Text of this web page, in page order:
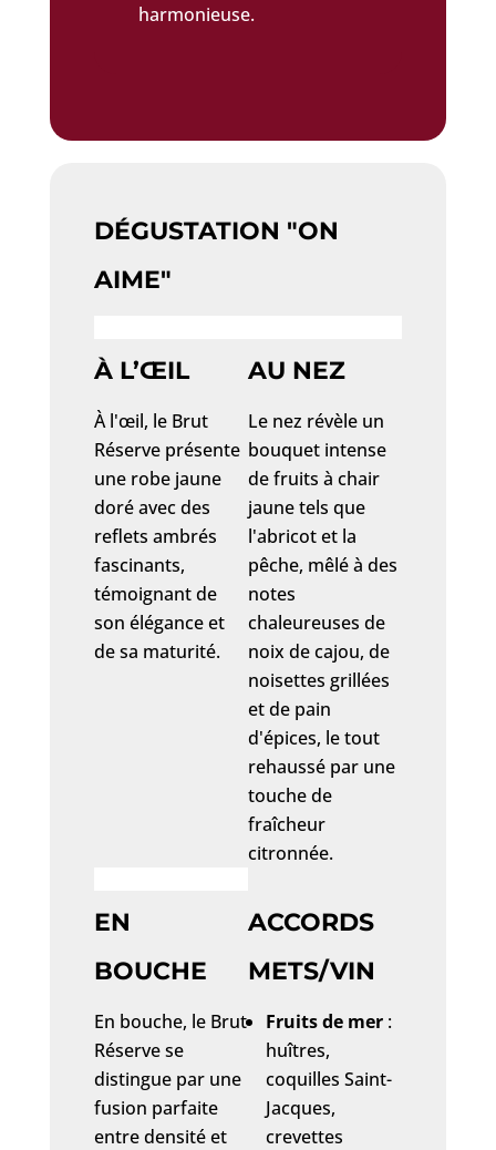
harmonieuse.
DÉGUSTATION "ON
AIME"
À L’ŒIL
À l'œil, le Brut
Réserve présente
une robe jaune
doré avec des
reflets ambrés
fascinants,
témoignant de
son élégance et
de sa maturité.
AU NEZ
Le nez révèle un
bouquet intense
de fruits à chair
jaune tels que
l'abricot et la
pêche, mêlé à des
notes
chaleureuses de
noix de cajou, de
noisettes grillées
et de pain
d'épices, le tout
rehaussé par une
touche de
fraîcheur
citronnée.
EN
BOUCHE
En bouche, le Brut
Réserve se
distingue par une
fusion parfaite
entre densité et
ACCORDS
METS/VIN
Fruits de mer :
huîtres,
coquilles Saint-
Jacques,
crevettes